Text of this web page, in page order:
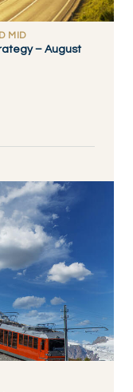
MID
– August